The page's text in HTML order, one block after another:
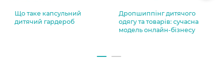
Що таке капсульний
дитячий гардероб
Дропшиппінг дитячого
одягу та товарів: сучасна
модель онлайн-бізнесу